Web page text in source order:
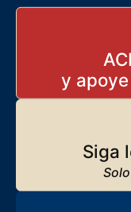
Siga
Broncano es el típico
chistes y no deja